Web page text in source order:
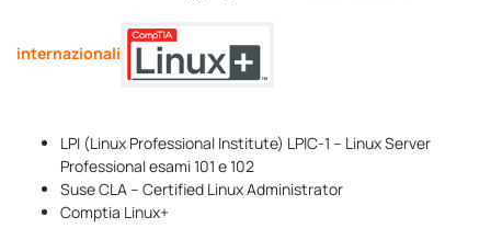
internazionali
LPI (Linux Professional Institute) LPIC-1 – Linux Server
Professional esami 101 e 102
Suse CLA – Certified Linux Administrator
Comptia Linux+